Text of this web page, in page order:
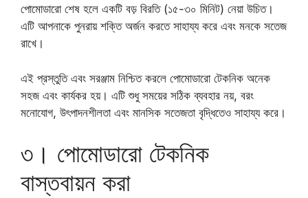
পোমোডারো শেষ হলে একটি বড় বিরতি (১৫-৩০ মিনিট) নেয়া উচিত।
এটি আপনাকে পুনরায় শক্তি অর্জন করতে সাহায্য করে এবং মনকে সতেজ
রাখে।
এই প্রস্তুতি এবং সরঞ্জাম নিশ্চিত করলে পোমোডারো টেকনিক অনেক
সহজ এবং কার্যকর হয়। এটি শুধু সময়ের সঠিক ব্যবহার নয়, বরং
মনোযোগ, উৎপাদনশীলতা এবং মানসিক সতেজতা বৃদ্ধিতেও সাহায্য করে।
৩। পোমোডারো টেকনিক
বাস্তবায়ন করা